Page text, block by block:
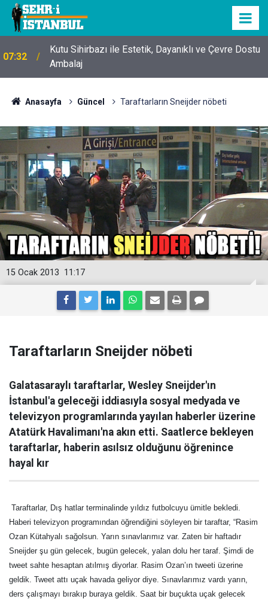
07:32
Kutu Sihirbazı ile Estetik, Dayanıklı ve Çevre Dostu
Ambalaj
Anasayfa Güncel Taraftarların Sneijder nöbeti
11:17
15 Ocak 2013
Taraftarların Sneijder nöbeti
Galatasaraylı taraftarlar, Wesley Sneijder'ın
İstanbul'a geleceği iddiasıyla sosyal medyada ve
televizyon programlarında yayılan haberler üzerine
Atatürk Havalimanı'na akın etti. Saatlerce bekleyen
taraftarlar, haberin asılsız olduğunu öğrenince
hayal kır
Taraftarlar, Dış hatlar terminalinde yıldız futbolcuyu ümitle bekledi.
Haberi televizyon programından öğrendiğini söyleyen bir taraftar, “Rasim
Ozan Kütahyalı sağolsun. Yarın sınavlarımız var. Zaten bir haftadır
Sneijder şu gün gelecek, bugün gelecek, yalan dolu her taraf. Şimdi de
tweet sahte hesaptan atılmış diyorlar. Rasim Ozan’ın tweeti üzerine
geldik. Tweet attı uçak havada geliyor diye. Sınavlarımız vardı yarın,
ders çalışmayı bırakıp buraya geldik. Saat bir buçukta uçak gelecek